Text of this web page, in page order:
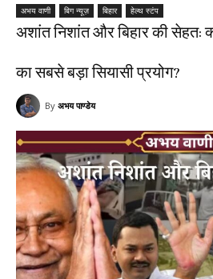
अभय वाणी बिग न्यूज़ बिहार हेल्थ स्टंप
अशांत निशांत और बिहार की सेहत:
का सबसे बड़ा सियासी प्रयोग?
By अभय पाण्डेय